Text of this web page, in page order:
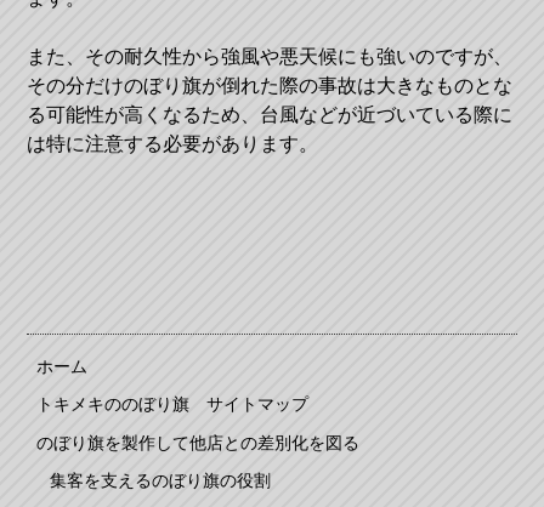
また、その耐久性から強風や悪天候にも強いのですが、
その分だけのぼり旗が倒れた際の事故は大きなものとな
る可能性が高くなるため、台風などが近づいている際に
は特に注意する必要があります。
ホーム
トキメキののぼり旗 サイトマップ
のぼり旗を製作して他店との差別化を図る
集客を支えるのぼり旗の役割